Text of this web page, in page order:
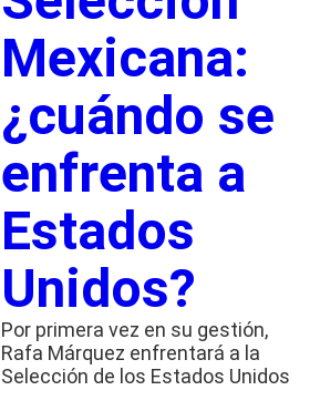
Mexicana:
¿cuándo se
enfrenta a
Estados
Unidos?
Por primera vez en su gestión,
Rafa Márquez enfrentará a la
Selección de los Estados Unidos